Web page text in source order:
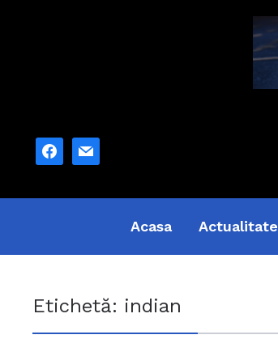
facebook
mail
Acasa Actualitate
Etichetă: indian